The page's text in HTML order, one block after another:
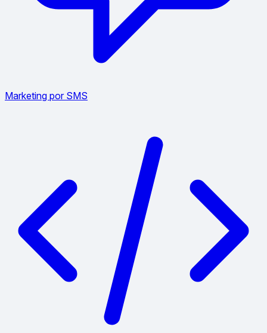
Marketing por SMS